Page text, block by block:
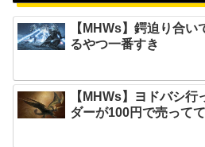
【MHWs】鍔迫り合
るやつ一番すき
【MHWs】ヨドバシ
ダーが100円で売って